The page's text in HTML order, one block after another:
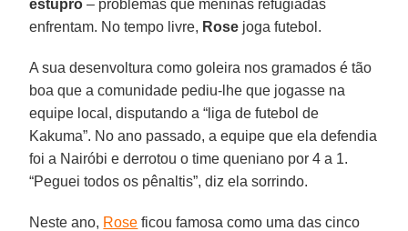
estupro – problemas que meninas refugiadas
enfrentam. No tempo livre, Rose joga futebol.
A sua desenvoltura como goleira nos gramados é tão
boa que a comunidade pediu-lhe que jogasse na
equipe local, disputando a “liga de futebol de
Kakuma”. No ano passado, a equipe que ela defendia
foi a Nairóbi e derrotou o time queniano por 4 a 1.
“Peguei todos os pênaltis”, diz ela sorrindo.
Neste ano, Rose ficou famosa como uma das cinco